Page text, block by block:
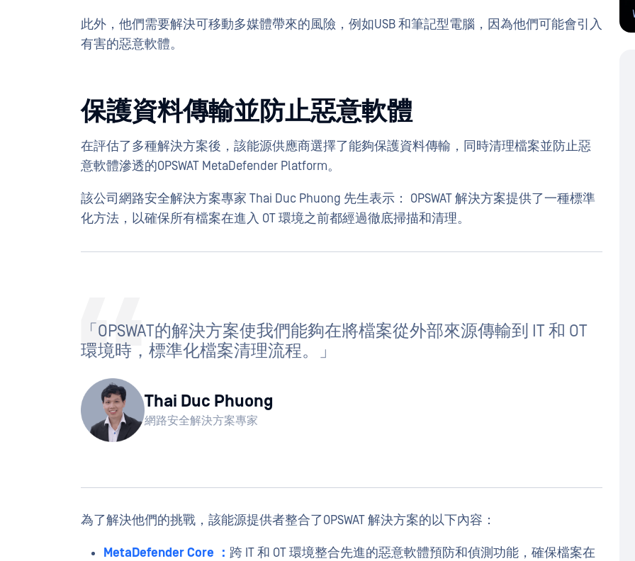
此外，他們需要解決可移動多媒體帶來的風險，例如USB 和筆記型電腦，因為他們可能會引入
有害的惡意軟體。
保護資料傳輸並防止惡意軟體
在評估了多種解決方案後，該能源供應商選擇了能夠保護資料傳輸，同時清理檔案並防止惡
意軟體滲透的OPSWAT MetaDefender Platform。
該公司網路安全解決方案專家 Thai Duc Phuong 先生表示： OPSWAT 解決方案提供了一種標準
化方法，以確保所有檔案在進入 OT 環境之前都經過徹底掃描和清理。
「OPSWAT的解決方案使我們能夠在將檔案從外部來源傳輸到 IT 和 OT
環境時，標準化檔案清理流程。」
Thai Duc Phuong
網路安全解決方案專家
為了解決他們的挑戰，該能源提供者整合了OPSWAT 解決方案的以下內容：
MetaDefender Core ： 跨 IT 和 OT 環境整合先進的惡意軟體預防和偵測功能，確保檔案在